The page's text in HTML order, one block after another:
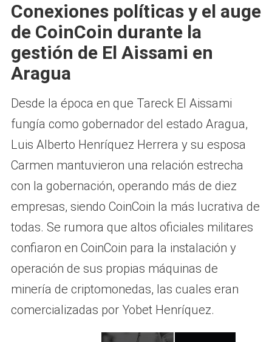
Conexiones políticas y el auge
de CoinCoin durante la
gestión de El Aissami en
Aragua
Desde la época en que Tareck El Aissami
fungía como gobernador del estado Aragua,
Luis Alberto Henríquez Herrera y su esposa
Carmen mantuvieron una relación estrecha
con la gobernación, operando más de diez
empresas, siendo CoinCoin la más lucrativa de
todas. Se rumora que altos oficiales militares
confiaron en CoinCoin para la instalación y
operación de sus propias máquinas de
minería de criptomonedas, las cuales eran
comercializadas por Yobet Henríquez.